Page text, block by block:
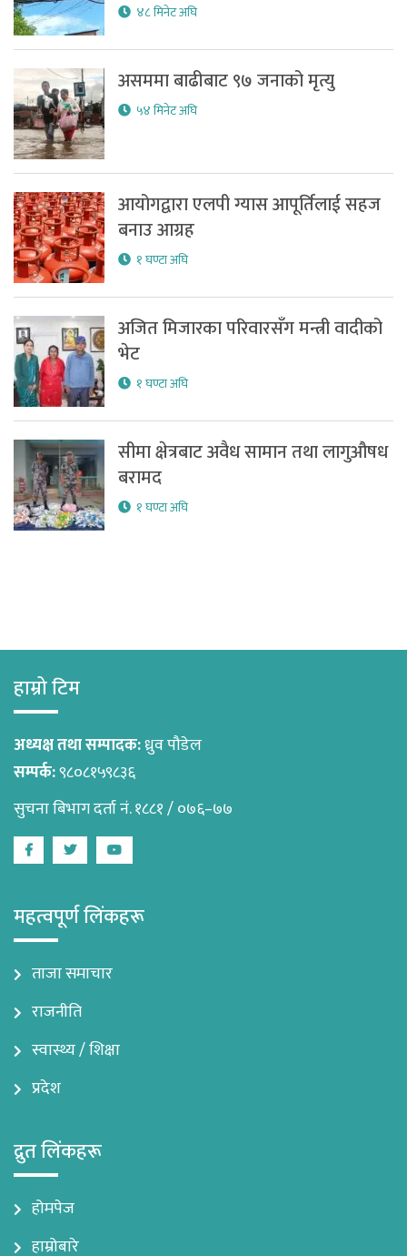
४८ मिनेट अघि
असममा बाढीबाट ९७ जनाको मृत्यु
५४ मिनेट अघि
आयोगद्वारा एलपी ग्यास आपूर्तिलाई सहज
बनाउ आग्रह
१ घण्टा अघि
अजित मिजारका परिवारसँग मन्त्री वादीको
भेट
१ घण्टा अघि
सीमा क्षेत्रबाट अवैध सामान तथा लागुऔषध
बरामद
१ घण्टा अघि
हाम्रो टिम
अध्यक्ष तथा सम्पादक:ध्रुव पौडेल
सम्पर्क:९८०८१५९८३६
सुचना बिभाग दर्ता नं. १८८१ / ०७६–७७
FacebookTwitterYoutube
महत्वपूर्ण लिंकहरू
ताजा समाचार
राजनीति
स्वास्थ्य / शिक्षा
प्रदेश
द्रुत लिंकहरू
होमपेज
हाम्रोबारे